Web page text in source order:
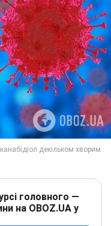
головного —
на OBOZ.UA у